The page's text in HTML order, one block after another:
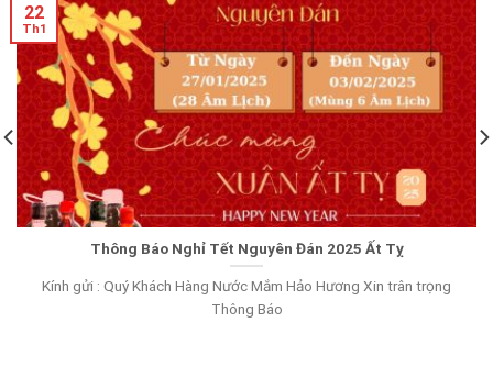
Thông Báo Nghỉ Tết Nguyên Đán 2025 Ất Tỵ
Kính gửi : Quý Khách Hàng Nước Mắm Hảo Hương Xin trân trọng
Thông Báo
22
Th1